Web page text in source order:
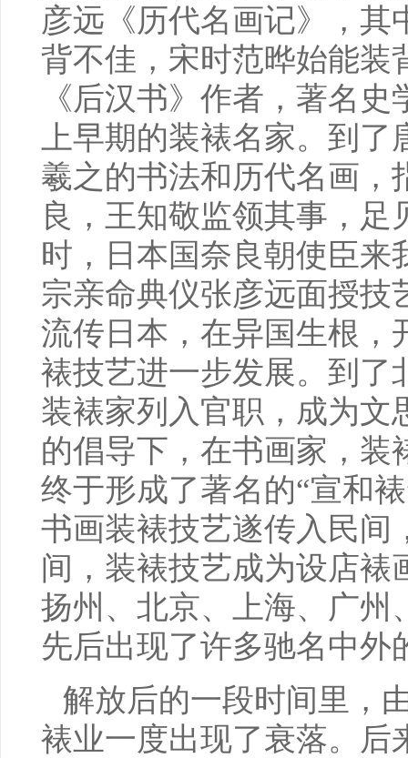
彦远《历代名画记》，其
背不佳，宋时范晔始能装
《后汉书》作者，著名
上早期的装裱名家。到了
羲之的书法和历代名画，
良，王知敬监领其事，
时，日本国奈良朝使臣来
宗亲命典仪张彦远面授技
流传日本，在异国生根，
裱技艺进一步发展。到了
装裱家列入官职，成为文
的倡导下，在书画家，装
终于形成了著名的“宣和
书画装裱技艺遂传入民间
间，装裱技艺成为设店裱
扬州、北京、上海、广州
先后出现了许多驰名中外
解放后的一段时间里，
裱业一度出现了衰落。后